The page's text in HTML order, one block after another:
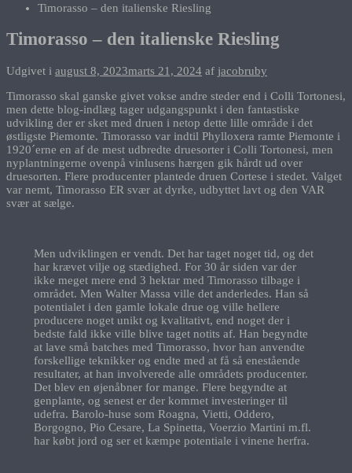
Timorasso – den italienske Riesling
Timorasso – den italienske Riesling
Udgivet i august 8, 2023marts 21, 2024 af jacobruby
Timorasso skal ganske givet vokse andre steder end i Colli Tortonesi,
men dette blog-indlæg tager udgangspunkt i den fantastiske
udvikling der er sket med druen i netop dette lille område i det
østligste Piemonte. Timorasso var indtil Phylloxera ramte Piemonte i
1920´erne en af de mest udbredte druesorter i Colli Tortonesi, men
nyplantningerne ovenpå vinlusens hærgen gik hårdt ud over
druesorten. Flere producenter plantede druen Cortese i stedet. Valget
var nemt, Timorasso ER svær at dyrke, udbyttet lavt og den VAR
svær at sælge.
Men udviklingen er vendt. Det har taget noget tid, og det
har krævet vilje og stædighed. For 30 år siden var der
ikke meget mere end 3 hektar med Timorasso tilbage i
området. Men Walter Massa ville det anderledes. Han så
potentialet i den gamle lokale drue og ville hellere
producere noget unikt og kvalitativt, end noget der i
bedste fald ikke ville blive taget notits af. Han begyndte
at lave små batches med Timorasso, hvor han anvendte
forskellige teknikker og endte med at få så enestående
resultater, at han involverede alle områdets producenter.
Det blev en øjenåbner for mange. Flere begyndte at
genplante, og senest er der kommet investeringer til
udefra. Barolo-huse som Roagna, Vietti, Oddero,
Borgogno, Pio Cesare, La Spinetta, Voerzio Martini m.fl.
har købt jord og ser et kæmpe potentiale i vinene herfra.